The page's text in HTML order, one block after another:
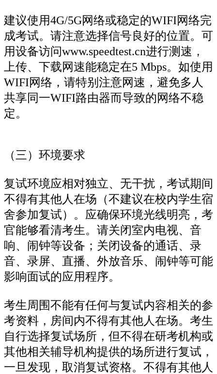
建议使用4G/5G网络或稳定的WIFI网络完
成考试。请注意选择信号良好的位置。可
用设备访问www.speedtest.cn进行测速，
上传、下载网速能稳定在5 Mbps。如使用
WIFI网络，请特别注意网速，避免多人
共享同一WIFI路由器而导致的网络不稳
定。
（三）环境要求
复试环境应相对独立、无干扰，考试期间
不得有其他人在场（不建议在校内学生宿
舍参加复试）。应确保环境光线明亮，考
官能够看清考生。请关闭室内电视、音
响、闹钟等设备；关闭设备的通话、录
音、录屏、直播、外放音乐、闹钟等可能
影响面试的应用程序。
考生周围不能有任何与复试内容相关的参
考资料，房间内不得有其他人在场。考生
自行选择复试场所，但不得在研考机构或
其他相关辅导机构提供的场所进行复试，
一旦发现，取消复试资格。不得有其他人